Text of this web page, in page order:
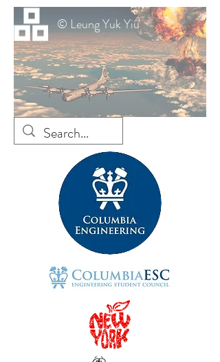
© Leung Yuk Yiu